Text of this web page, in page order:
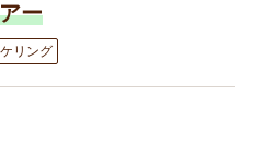
ー
リング